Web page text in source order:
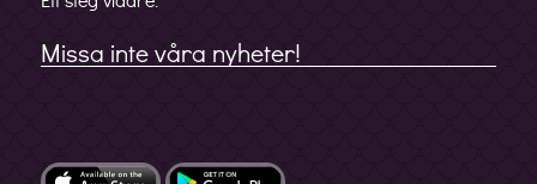
Missa inte våra nyheter!